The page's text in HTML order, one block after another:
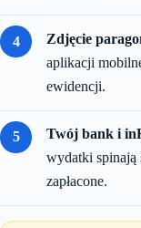
Zdjęcie
aplikacji
ewidencji.
Twój bank i
wydatki spinają
zapłacone.